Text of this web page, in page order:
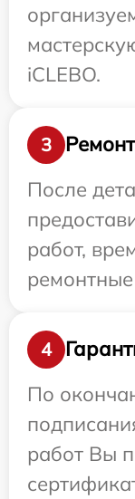
iCLEBO.
3
После
работ,
4
По
работ Вы